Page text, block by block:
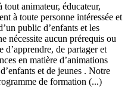
tout animateur, éducateur,
à toute personne intéressée et
public d’enfants et les
nécessite aucun prérequis ou
de partager et
en matière d’animations
et de jeunes . Notre
de formation (...)